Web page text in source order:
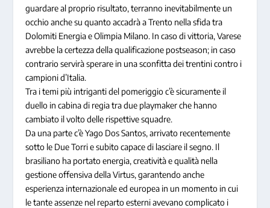
guardare al proprio risultato, terranno inevitabilmente un
occhio anche su quanto accadrà a Trento nella sfida tra
Dolomiti Energia e Olimpia Milano. In caso di vittoria, Varese
avrebbe la certezza della qualificazione postseason; in caso
contrario servirà sperare in una sconfitta dei trentini contro i
campioni d’Italia.
Tra i temi più intriganti del pomeriggio c’è sicuramente il
duello in cabina di regia tra due playmaker che hanno
cambiato il volto delle rispettive squadre.
Da una parte c’è Yago Dos Santos, arrivato recentemente
sotto le Due Torri e subito capace di lasciare il segno. Il
brasiliano ha portato energia, creatività e qualità nella
gestione offensiva della Virtus, garantendo anche
esperienza internazionale ed europea in un momento in cui
le tante assenze nel reparto esterni avevano complicato i